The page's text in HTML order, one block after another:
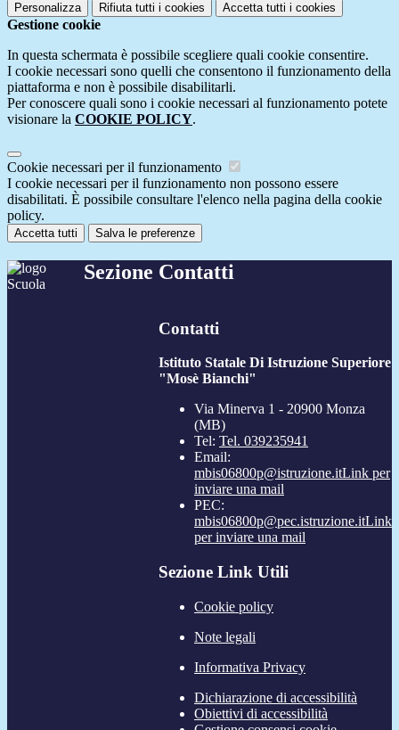
Personalizza Rifiuta tutti i cookies Accetta tutti i cookies
Gestione cookie
In questa schermata è possibile scegliere quali cookie consentire.
I cookie necessari sono quelli che consentono il funzionamento della
piattaforma e non è possibile disabilitarli.
Per conoscere quali sono i cookie necessari al funzionamento potete
visionare la COOKIE POLICY.
Cookie necessari per il funzionamento
I cookie necessari per il funzionamento non possono essere
disabilitati. È possibile consultare l'elenco nella pagina della cookie
policy.
Accetta tutti Salva le preferenze
Sezione Contatti
Contatti
Istituto Statale Di Istruzione Superiore
"Mosè Bianchi"
Via Minerva 1 - 20900 Monza
(MB)
Tel: Tel. 039235941
Email:
mbis06800p@istruzione.itLink per
inviare una mail
PEC:
mbis06800p@pec.istruzione.itLink
per inviare una mail
Sezione Link Utili
Cookie policy
Note legali
Informativa Privacy
Dichiarazione di accessibilità
Obiettivi di accessibilità